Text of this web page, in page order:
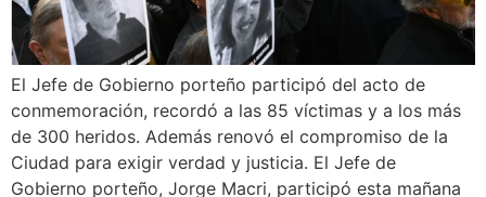
El Jefe de Gobierno porteño participó del acto de
conmemoración, recordó a las 85 víctimas y a los más
de 300 heridos. Además renovó el compromiso de la
Ciudad para exigir verdad y justicia. El Jefe de
Gobierno porteño, Jorge Macri, participó esta mañana